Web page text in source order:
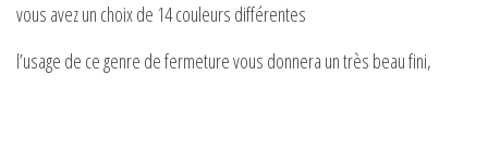
vous avez un choix de 14 couleurs différentes
l’usage de ce genre de fermeture vous donnera un très beau fini,